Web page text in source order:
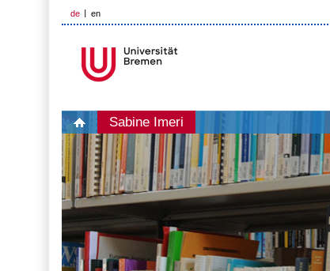
de en
Sabine Imeri